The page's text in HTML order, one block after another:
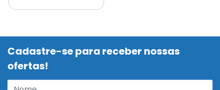
Cadastre-se para receber nossas
ofertas!